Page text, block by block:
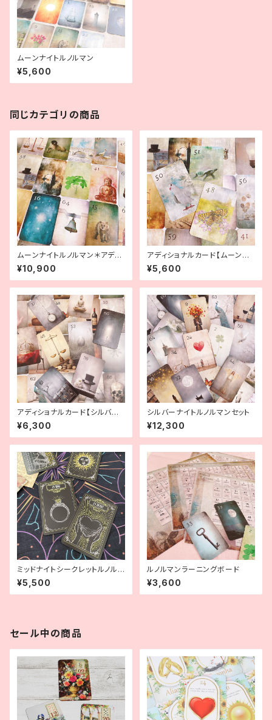
ムーンナイトルノルマン
¥5,600
同じカテゴリの商品
ムーンナイトルノルマン＊アディ
ショナルデッキセット
¥10,900
アディショナルカード【ムーンナ
イトルノルマン】
¥5,600
アディショナルカード【シルバー
ナイトルノルマン】
¥6,300
シルバーナイトルノルマンセット
¥12,300
ミッドナイトシークレットルノルマ
ン
¥5,500
ルノルマンラーニングボード
¥3,600
セール中の商品